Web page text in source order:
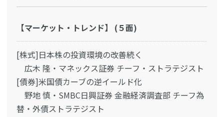
【マーケット・トレンド】 (５面)
[株式]日本株の投資環境の改善続く
広木 隆・マネックス証券 チーフ・ストラテジスト
[債券]米国債カーブの逆イールド化
野地 慎・SMBC日興証券 金融経済調査部 チーフ為
替・外債ストラテジスト